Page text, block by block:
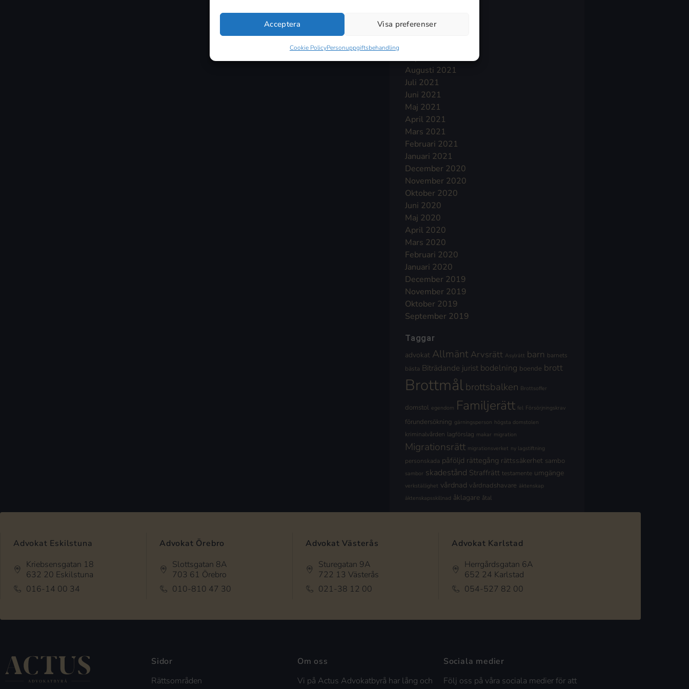
Acceptera Visa preferenser
Cookie PolicyPersonuppgiftsbehandling
December 2021
Augusti 2021
Juli 2021
Juni 2021
Maj 2021
April 2021
Mars 2021
Februari 2021
Januari 2021
December 2020
November 2020
Oktober 2020
Juni 2020
Maj 2020
April 2020
Mars 2020
Februari 2020
Januari 2020
December 2019
November 2019
Oktober 2019
September 2019
Taggar
advokat Allmänt Arvsrätt Asylrätt barn barnets
bästa Biträdande jurist bodelning boende brott
Brottmålbrottsbalken Brottsoffer
domstol egendom Familjerätt fel Försörjningskrav
förundersökning gärningsperson högsta domstolen
kriminalvården lagförslag makar migration
Migrationsrätt migrationsverket ny lagstiftning
personskada påföljd rättegång rättssäkerhet sambo
sambor skadestånd Straffrätt testamente umgänge
verkställighet vårdnad vårdnadshavare äktenskap
äktenskapsskillnad åklagare åtal
Advokat Eskilstuna
Kriebsensgatan 18
632 20 Eskilstuna
016-14 00 34
Advokat Örebro
Slottsgatan 8A
703 61 Örebro
010-810 47 30
Advokat Västerås
Sturegatan 9A
722 13 Västerås
021-38 12 00
Advokat Karlstad
Herrgårdsgatan 6A
652 24 Karlstad
054-527 82 00
Sidor
Rättsområden
Om oss
Vi på Actus Advokatbyrå har lång och
Sociala medier
Följ oss på våra sociala medier för att